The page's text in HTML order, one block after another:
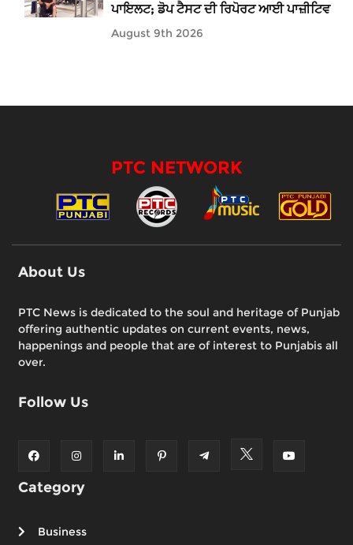
ਪਾਇਲਟ; ਡੋਪ ਟੈਸਟ ਦੀ ਰਿਪੋਰਟ ਆਈ ਪਾਜ਼ੀਟਿਵ
August 9th 2026
PTC NETWORK
About Us
PTC News is dedicated to the soul and heritage of Punjab
offering authentic updates on current events, news,
happenings and people that are of interest to Punjabis all
over.
Follow Us
Category
Business